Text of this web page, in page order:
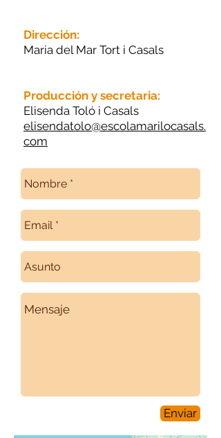
Dirección:
Maria del Mar Tort i Casals
Producción y secretaria:
Elisenda Toló i Casals
elisendatolo@escolamarilocasals.
com
Enviar